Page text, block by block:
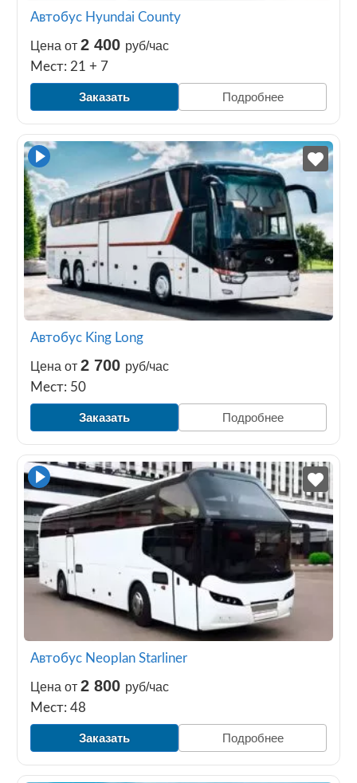
Автобус Hyundai County
Цена от 2 400 руб/час
Мест: 21 + 7
Заказать Подробнее
Автобус King Long
Цена от 2 700 руб/час
Мест: 50
Заказать Подробнее
Автобус Neoplan Starliner
Цена от 2 800 руб/час
Мест: 48
Заказать Подробнее